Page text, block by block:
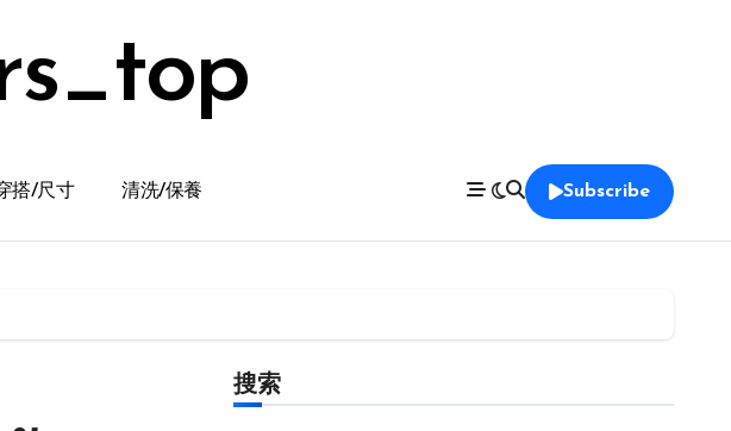
搭/尺寸 清洗/保養 Subscribe
搜索